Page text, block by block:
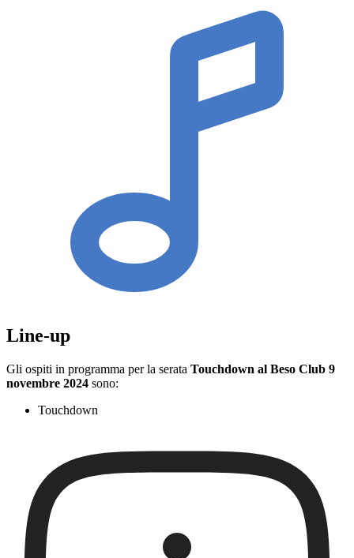
Line-up
Gli ospiti in programma per la serata Touchdown al Beso Club 9
novembre 2024 sono:
Touchdown